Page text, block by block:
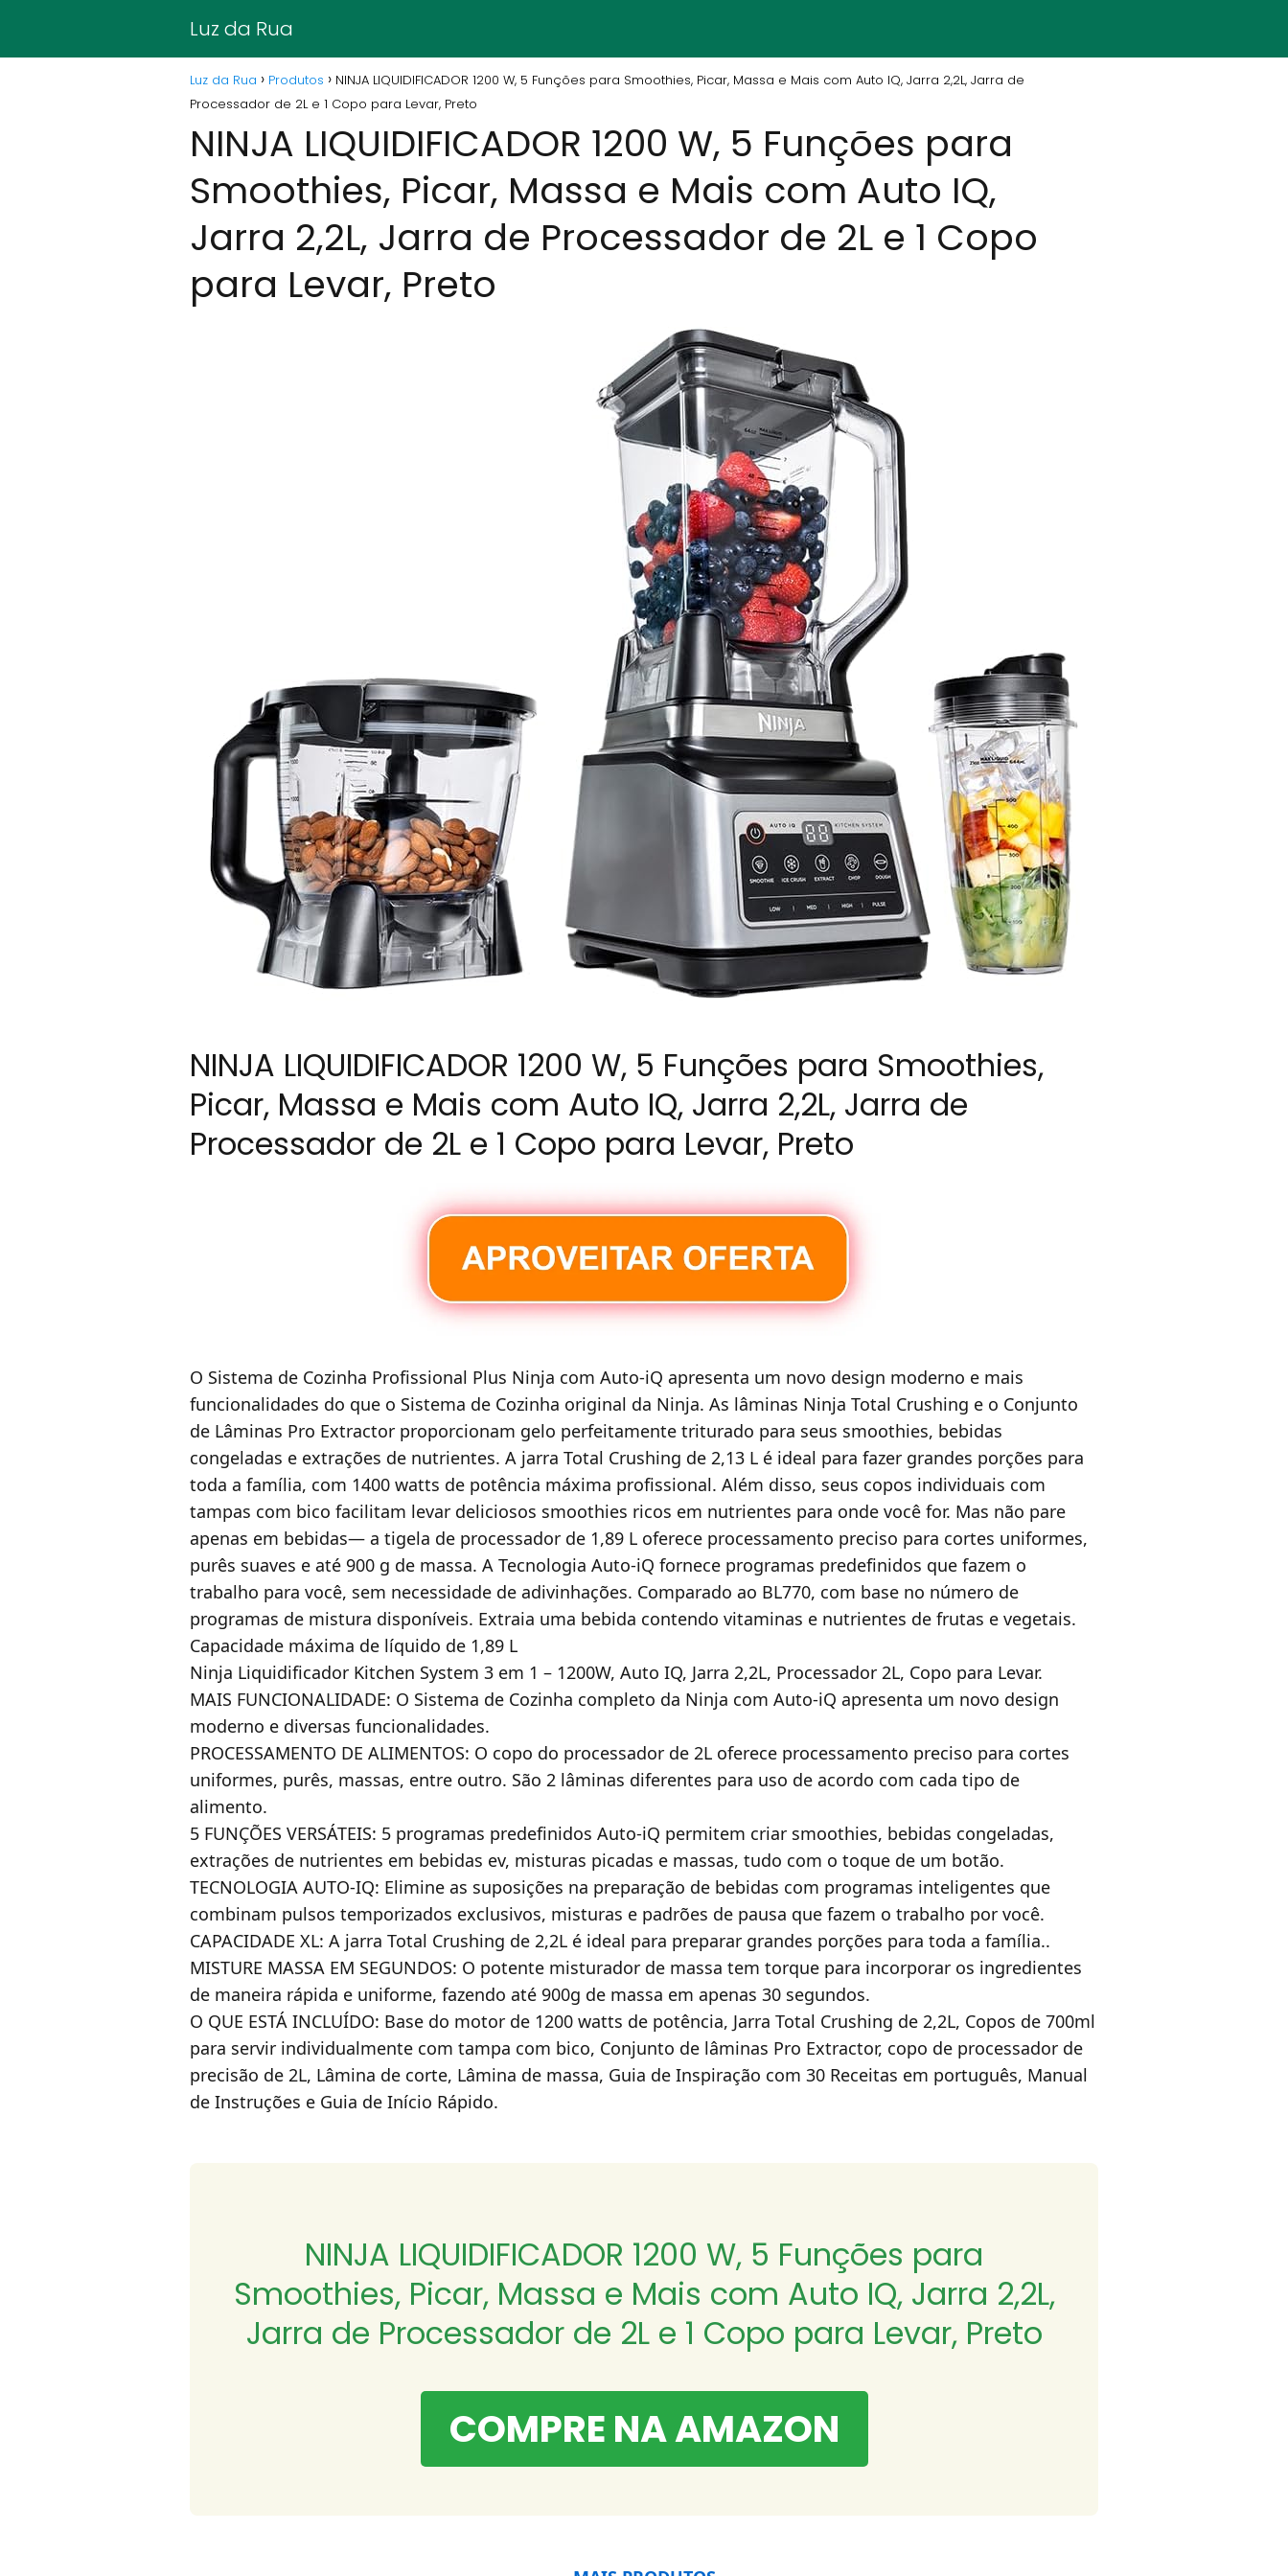
Luz da Rua
Luz da Rua Produtos
NINJA LIQUIDIFICADOR 1200 W, 5 Funções para Smoothies, Picar, Massa e Mais com Auto IQ, Jarra 2,2L, Jarra de
Processador de 2L e 1 Copo para Levar, Preto
NINJA LIQUIDIFICADOR 1200 W, 5 Funções para
Smoothies, Picar, Massa e Mais com Auto IQ,
Jarra 2,2L, Jarra de Processador de 2L e 1 Copo
para Levar, Preto
NINJA LIQUIDIFICADOR 1200 W, 5 Funções para Smoothies,
Picar, Massa e Mais com Auto IQ, Jarra 2,2L, Jarra de
Processador de 2L e 1 Copo para Levar, Preto
O Sistema de Cozinha Profissional Plus Ninja com Auto-iQ apresenta um novo design moderno e mais
funcionalidades do que o Sistema de Cozinha original da Ninja. As lâminas Ninja Total Crushing e o Conjunto
de Lâminas Pro Extractor proporcionam gelo perfeitamente triturado para seus smoothies, bebidas
congeladas e extrações de nutrientes. A jarra Total Crushing de 2,13 L é ideal para fazer grandes porções para
toda a família, com 1400 watts de potência máxima profissional. Além disso, seus copos individuais com
tampas com bico facilitam levar deliciosos smoothies ricos em nutrientes para onde você for. Mas não pare
apenas em bebidas— a tigela de processador de 1,89 L oferece processamento preciso para cortes uniformes,
purês suaves e até 900 g de massa. A Tecnologia Auto-iQ fornece programas predefinidos que fazem o
trabalho para você, sem necessidade de adivinhações. Comparado ao BL770, com base no número de
programas de mistura disponíveis. Extraia uma bebida contendo vitaminas e nutrientes de frutas e vegetais.
Capacidade máxima de líquido de 1,89 L
Ninja Liquidificador Kitchen System 3 em 1 – 1200W, Auto IQ, Jarra 2,2L, Processador 2L, Copo para Levar.
MAIS FUNCIONALIDADE: O Sistema de Cozinha completo da Ninja com Auto-iQ apresenta um novo design
moderno e diversas funcionalidades.
PROCESSAMENTO DE ALIMENTOS: O copo do processador de 2L oferece processamento preciso para cortes
uniformes, purês, massas, entre outro. São 2 lâminas diferentes para uso de acordo com cada tipo de
alimento.
5 FUNÇÕES VERSÁTEIS: 5 programas predefinidos Auto-iQ permitem criar smoothies, bebidas congeladas,
extrações de nutrientes em bebidas ev, misturas picadas e massas, tudo com o toque de um botão.
TECNOLOGIA AUTO-IQ: Elimine as suposições na preparação de bebidas com programas inteligentes que
combinam pulsos temporizados exclusivos, misturas e padrões de pausa que fazem o trabalho por você.
CAPACIDADE XL: A jarra Total Crushing de 2,2L é ideal para preparar grandes porções para toda a família..
MISTURE MASSA EM SEGUNDOS: O potente misturador de massa tem torque para incorporar os ingredientes
de maneira rápida e uniforme, fazendo até 900g de massa em apenas 30 segundos.
O QUE ESTÁ INCLUÍDO: Base do motor de 1200 watts de potência, Jarra Total Crushing de 2,2L, Copos de 700ml
para servir individualmente com tampa com bico, Conjunto de lâminas Pro Extractor, copo de processador de
precisão de 2L, Lâmina de corte, Lâmina de massa, Guia de Inspiração com 30 Receitas em português, Manual
de Instruções e Guia de Início Rápido.
NINJA LIQUIDIFICADOR 1200 W, 5 Funções para
Smoothies, Picar, Massa e Mais com Auto IQ, Jarra 2,2L,
Jarra de Processador de 2L e 1 Copo para Levar, Preto
COMPRE NA AMAZON